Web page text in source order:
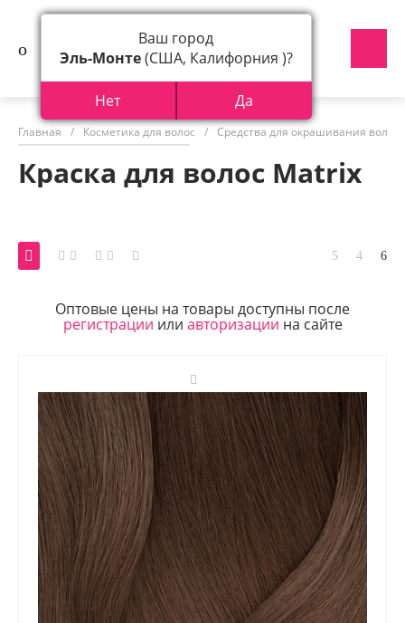
Главная / Косметика для волос / Средства для окрашивания волос
Краска для волос Matrix
Оптовые цены на товары доступны после
регистрации или авторизации на сайте
Ваш город
Эль-Монте(США, Калифорния )?
Нет Да